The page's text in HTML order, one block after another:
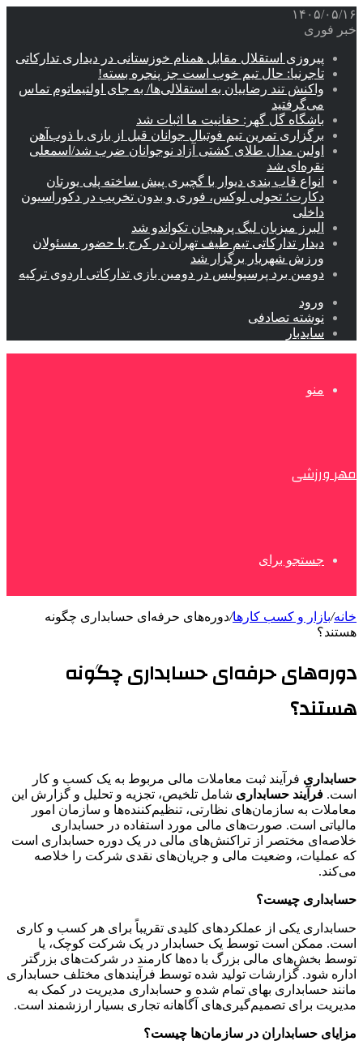
۱۴۰۵/۰۵/۱۶
خبر فوری
پیروزی استقلال مقابل همنام خوزستانی در دیداری تدارکاتی
تاجرنیا: حال تیم خوب است جز پنجره بسته!
واکنش تند رضاییان به استقلالی‌ها/ به جای اولتیماتوم تماس
می‌گرفتید
باشگاه گل گهر: حقانیت ما اثبات شد
برگزاری تمرین تیم فوتبال جوانان قبل از بازی با ذوب‌آهن
اولین مدال طلای کشتی آزاد نوجوانان ضرب شد/اسمعلی
نقره‌ای شد
انواع قاب بندی دیوار با گچبری پیش ساخته پلی یورتان
دکارت؛ تحولی لوکس، فوری و بدون تخریب در دکوراسیون
داخلی
البرز میزبان لیگ پرهیجان تکواندو شد
دیدار تدارکاتی تیم طیف تهران در کرج با حضور مسئولان
ورزش شهریار برگزار شد
دومین برد پرسپولیس در دومین بازی تدارکاتی اردوی ترکیه
ورود
نوشته تصادفی
سایدبار
منو
مهر ورزشی
جستجو برای
خانه/بازار و کسب کارها/دوره‌های حرفه‌ای حسابداری چگونه
هستند؟
دوره‌های حرفه‌ای حسابداری چگونه
هستند؟
حسابداری فرآیند ثبت معاملات مالی مربوط به یک کسب و کار
است. فرآیند حسابداری شامل تلخیص، تجزیه و تحلیل و گزارش این
معاملات به سازمان‌های نظارتی، تنظیم‌کننده‌ها و سازمان امور
مالیاتی است. صورت‌های مالی مورد استفاده در حسابداری
خلاصه‌ای مختصر از تراکنش‌های مالی در یک دوره حسابداری است
که عملیات، وضعیت مالی و جریان‌های نقدی شرکت را خلاصه
می‌کند.
حسابداری چیست؟
حسابداری یکی از عملکردهای کلیدی تقریباً برای هر کسب و کاری
است. ممکن است توسط یک حسابدار در یک شرکت کوچک، یا
توسط بخش‌های مالی بزرگ با ده‌ها کارمند در شرکت‌های بزرگتر
اداره شود. گزارشات تولید شده توسط فرآیندهای مختلف حسابداری
مانند حسابداری بهای تمام شده و حسابداری مدیریت در کمک به
مدیریت برای تصمیم‌گیری‌های آگاهانه تجاری بسیار ارزشمند است.
مزایای حسابداران در سازمان‌ها چیست؟